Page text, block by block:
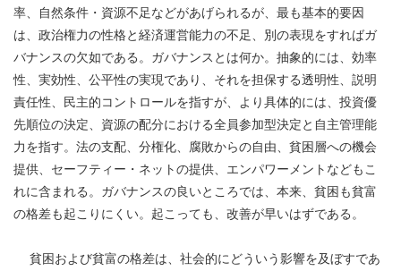
率、自然条件・資源不足などがあげられるが、最も基本的要因
は、政治権力の性格と経済運営能力の不足、別の表現をすればガ
バナンスの欠如である。ガバナンスとは何か。抽象的には、効率
性、実効性、公平性の実現であり、それを担保する透明性、説明
責任性、民主的コントロールを指すが、より具体的には、投資優
先順位の決定、資源の配分における全員参加型決定と自主管理能
力を指す。法の支配、分権化、腐敗からの自由、貧困層への機会
提供、セーフティー・ネットの提供、エンパワーメントなどもこ
れに含まれる。ガバナンスの良いところでは、本来、貧困も貧富
の格差も起こりにくい。起こっても、改善が早いはずである。
貧困および貧富の格差は、社会的にどういう影響を及ぼすであ